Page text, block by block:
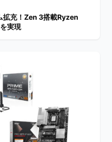
充！Zen 3搭載Ryzen
実現